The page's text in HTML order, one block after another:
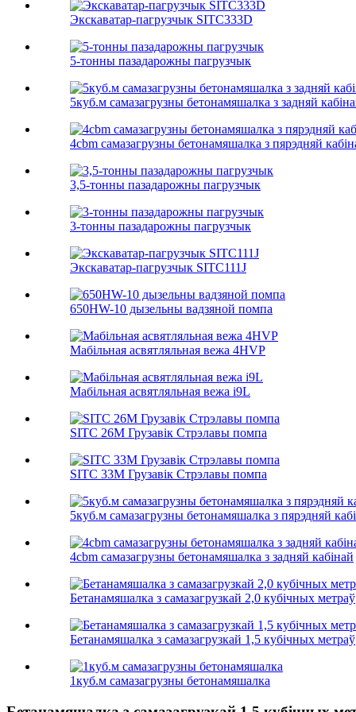
Экскаватар-пагрузчык SITC333D
5-тонны пазадарожны пагрузчык
5куб.м самазагрузны бетонамяшалка з задняй
4cbm самазагрузны бетонамяшалка з пярэдняй
3,5-тонны пазадарожны пагрузчык
3-тонны пазадарожны пагрузчык
Экскаватар-пагрузчык SITC111J
650HW-10 дызельны вадзяной помпа
Мабільная асвятляльная вежа 4HVP
Мабільная асвятляльная вежа i9L
SITC 26M Грузавік Стрэлавы помпа
SITC 33M Грузавік Стрэлавы помпа
5куб.м самазагрузны бетонамяшалка з пярэдняй
4cbm самазагрузны бетонамяшалка з задняй кабінай
Бетанамяшалка з самазагрузкай 2,0 кубічных метраў
Бетанамяшалка з самазагрузкай 1,5 кубічных метраў
1куб.м самазагрузны бетонамяшалка